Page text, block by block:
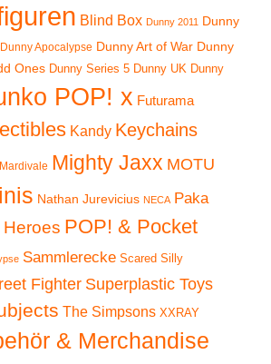
Blind Box Dunny 2011
Dunny
Dunny Apocalypse Dunny Art of War Dunny
Ones Dunny Series 5 Dunny UK Dunny
POP! x Futurama
Kandy Keychains
Mardivale Mighty Jaxx MOTU
Nathan Jurevicius NECA Paka
POP! & Pocket
Sammlerecke Scared Silly
Fighter Superplastic Toys
The Simpsons XXRAY
& Merchandise